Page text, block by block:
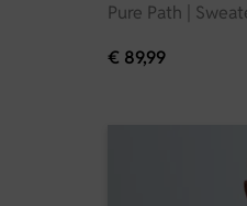
Pure Path |
€ 89,99